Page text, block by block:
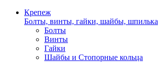
Крепеж
Болты, винты, гайки, шайбы, шпилька
Болты
Винты
Гайки
Шайбы и Стопорные кольца